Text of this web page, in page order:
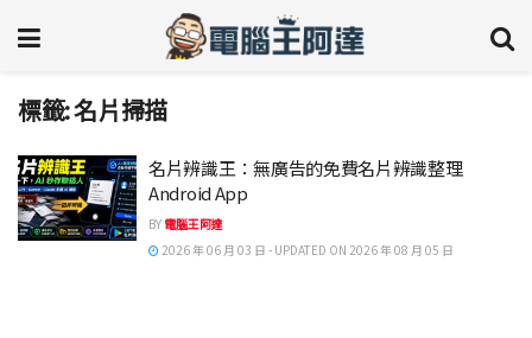
標籤:名片掃描
名片辨識王：無廣告的免費名片辨識整理
Android App
BY 電腦王阿達
2026 年 06 月 03 日 - UPDATED ON 2026 年 08 月 05 日